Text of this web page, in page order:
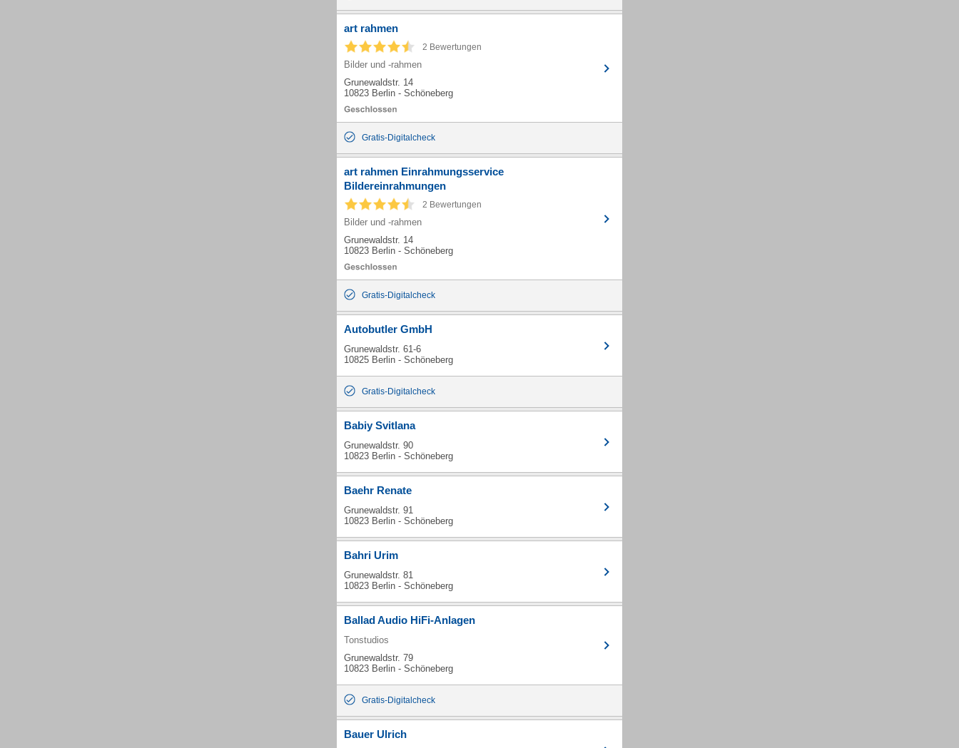
art rahmen
2 Bewertungen
Bilder und -rahmen
Grunewaldstr. 14
10823 Berlin - Schöneberg
Gratis-Digitalcheck
art rahmen Einrahmungsservice
Bildereinrahmungen
2 Bewertungen
Bilder und -rahmen
Grunewaldstr. 14
10823 Berlin - Schöneberg
Gratis-Digitalcheck
Autobutler GmbH
Grunewaldstr. 61-6
10825 Berlin - Schöneberg
Gratis-Digitalcheck
Babiy Svitlana
Grunewaldstr. 90
10823 Berlin - Schöneberg
Baehr Renate
Grunewaldstr. 91
10823 Berlin - Schöneberg
Bahri Urim
Grunewaldstr. 81
10823 Berlin - Schöneberg
Ballad Audio HiFi-Anlagen
Tonstudios
Grunewaldstr. 79
10823 Berlin - Schöneberg
Gratis-Digitalcheck
Bauer Ulrich